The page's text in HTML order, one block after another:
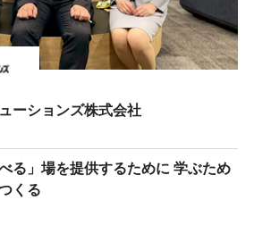
ーションズ株式会社
る」場を提供するために 学ぶため
くる